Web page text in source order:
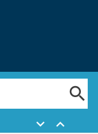

 